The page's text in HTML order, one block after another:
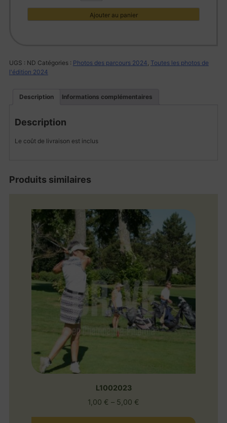
L1002429
Ajouter au panier
UGS : ND Catégories : Photos des parcours 2024 Toutes les photos de
l'édition 2024
Description Informations complémentaires
Description
Le coût de livraison est inclus
Produits similaires
L1002023
1,00 € – 5,00 €